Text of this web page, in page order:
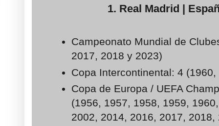
1. Real Madrid |
Campeonato Mundial de
2017, 2018 y 2023)
Copa Intercontinental: 4
Copa de Europa / UEFA
(1956, 1957, 1958, 1959,
2002, 2014, 2016, 2017, 2018,